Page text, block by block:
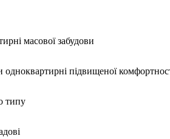
масової забудови
одноквартирні підвищеної
типу